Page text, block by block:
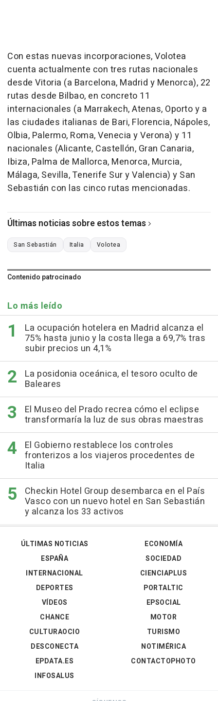
Con estas nuevas incorporaciones, Volotea
cuenta actualmente con tres rutas nacionales
desde Vitoria (a Barcelona, Madrid y Menorca), 22
rutas desde Bilbao, en concreto 11
internacionales (a Marrakech, Atenas, Oporto y a
las ciudades italianas de Bari, Florencia, Nápoles,
Olbia, Palermo, Roma, Venecia y Verona) y 11
nacionales (Alicante, Castellón, Gran Canaria,
Ibiza, Palma de Mallorca, Menorca, Murcia,
Málaga, Sevilla, Tenerife Sur y Valencia) y San
Sebastián con las cinco rutas mencionadas.
Últimas noticias sobre estos temas
San Sebastián Italia Volotea
Contenido patrocinado
Lo más leído
La ocupación hotelera en Madrid alcanza el
75% hasta junio y la costa llega a 69,7% tras
subir precios un 4,1%
La posidonia oceánica, el tesoro oculto de
Baleares
El Museo del Prado recrea cómo el eclipse
transformaría la luz de sus obras maestras
El Gobierno restablece los controles
fronterizos a los viajeros procedentes de
Italia
Checkin Hotel Group desembarca en el País
Vasco con un nuevo hotel en San Sebastián
y alcanza los 33 activos
ÚLTIMAS NOTICIAS
ESPAÑA
INTERNACIONAL
DEPORTES
VÍDEOS
ECONOMÍA
SOCIEDAD
CIENCIAPLUS
PORTALTIC
EPSOCIAL
CHANCE
CULTURAOCIO
DESCONECTA
EPDATA.ES
INFOSALUS
MOTOR
TURISMO
NOTIMÉRICA
CONTACTOPHOTO